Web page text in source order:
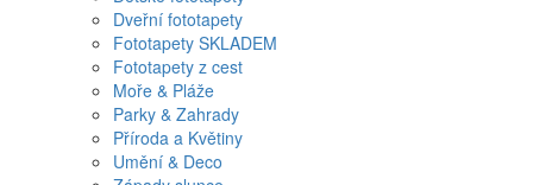
Dveřní fototapety
Fototapety SKLADEM
Fototapety z cest
Moře & Pláže
Parky & Zahrady
Příroda a Květiny
Umění & Deco